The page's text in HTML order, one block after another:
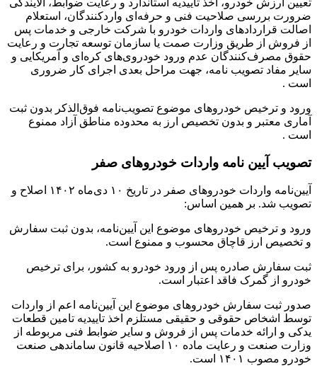
ضرورت بررسی صلاحیت فنی و حرفه‌ای واردکنندگان، استعلام
اصالت قراردادهای واردات خودرو با شرکت خارجی و خدمات پس
از فروش از طریق وزارت صمت یا سازمان توسعه تجارت و رعایت
حقوق مصرف‌کنندگان عدم ورود خودروی‌های کره‌ای و آمریکایی و
سایر مفاد تصویب نامه، جهت مراحل بعدی اجرای کار ضروری
است .
ورود و ترخیص خودروهای موضوع تصویب‌نامه فوق‌الذکر بدون ثبت
آماری معتبر و بدون تخصیص ارز به محدوده مناطق آزاد ممنوع
است .
تصویب آیین نامه واردات خودروهای صفر
آیین‌نامه واردات خودروهای صفر در تاریخ ۱۰ دی‌ماه ۱۴۰۲ اصلاح و
تصویب شد. بر همین اساس:
ورود و ترخیص خودروهای موضوع این آیین‌نامه، بدون ثبت سفارش
و تخصیص ارز قاچاق محسوب و ممنوع است.
ثبت سفارش صادره پس از ورود خودرو به کشور، برای ترخیص
خودرو از گمرک فاقد اعتبار است.
صدور ثبت سفارش خودروهای موضوع این آیین‌نامه اعم از واردات
توسط اشخاص حقوقی و حقیقی مستلزم اخذ تاییدیه تامین قطعات
یدکی و ارائه خدمات پس از فروش و سایر ضوابط فنی مربوطه از
وزارت صنعت و رعایت ماده ۱۰ اصلاحیه قانون ساماندهی صنعت
خودرو مصوب ۱۴۰۱ است.